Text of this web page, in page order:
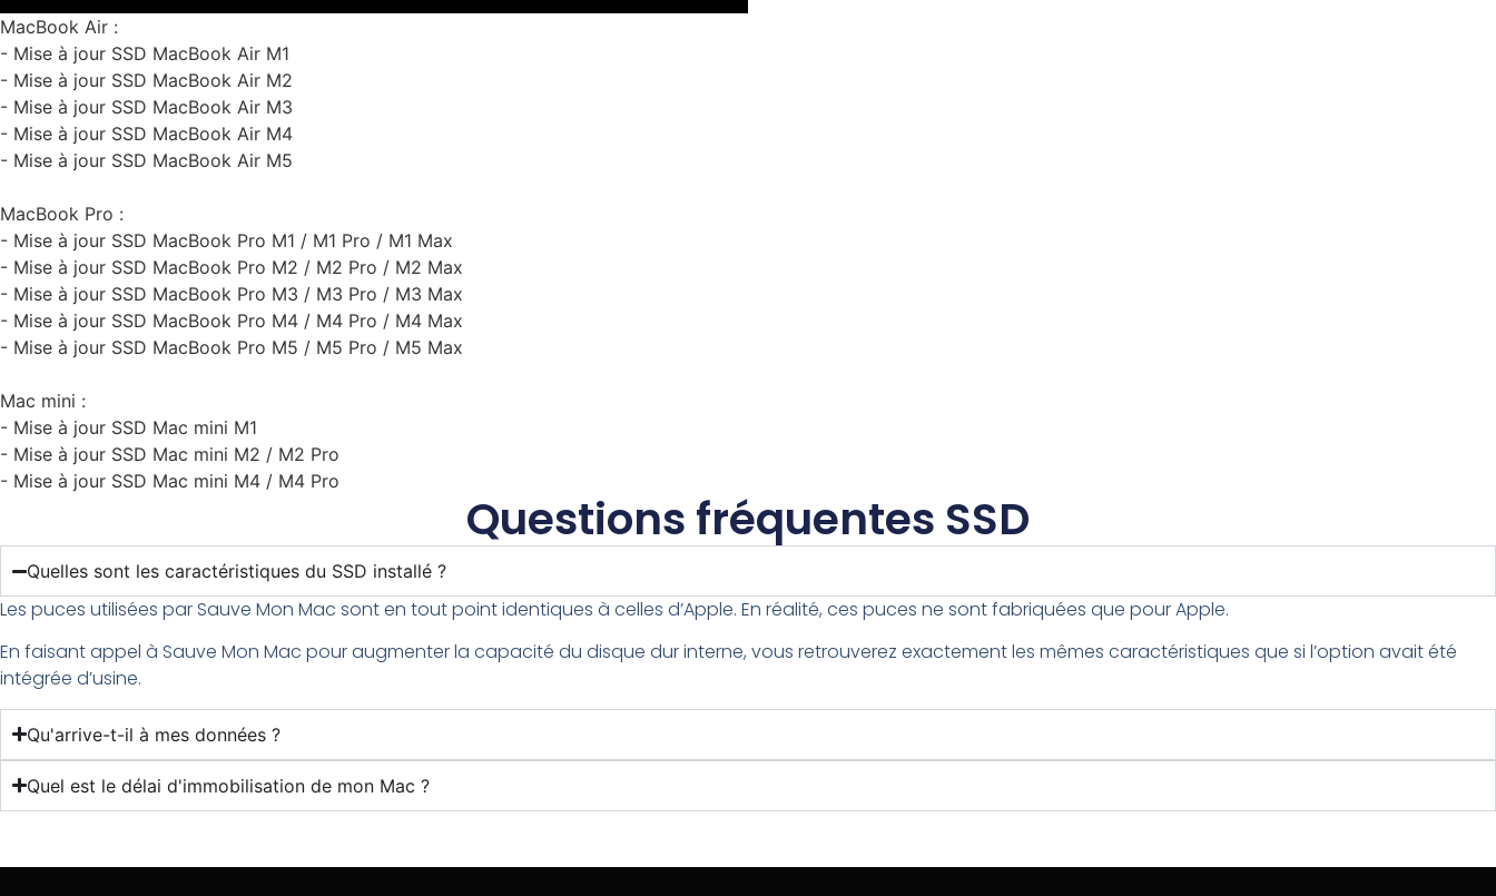
MacBook Air :
- Mise à jour SSD MacBook Air M1
- Mise à jour SSD MacBook Air M2
- Mise à jour SSD MacBook Air M3
- Mise à jour SSD MacBook Air M4
- Mise à jour SSD MacBook Air M5
MacBook Pro :
- Mise à jour SSD MacBook Pro M1 / M1 Pro / M1 Max
- Mise à jour SSD MacBook Pro M2 / M2 Pro / M2 Max
- Mise à jour SSD MacBook Pro M3 / M3 Pro / M3 Max
- Mise à jour SSD MacBook Pro M4 / M4 Pro / M4 Max
- Mise à jour SSD MacBook Pro M5 / M5 Pro / M5 Max
Mac mini :
- Mise à jour SSD Mac mini M1
- Mise à jour SSD Mac mini M2 / M2 Pro
- Mise à jour SSD Mac mini M4 / M4 Pro
Questions fréquentes SSD
Quelles sont les caractéristiques du SSD installé ?
Les puces utilisées par Sauve Mon Mac sont en tout point identiques à celles d’Apple. En réalité, ces puces ne sont fabriquées que pour Apple.
En faisant appel à Sauve Mon Mac pour augmenter la capacité du disque dur interne, vous retrouverez exactement les mêmes caractéristiques que si l’option avait été
intégrée d’usine.
Qu'arrive-t-il à mes données ?
Quel est le délai d'immobilisation de mon Mac ?